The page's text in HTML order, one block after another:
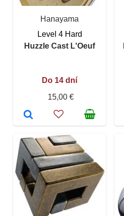
Hanayama
Level 4 Hard
Huzzle Cast L'Oeuf
Do 14 dní
15,00 €